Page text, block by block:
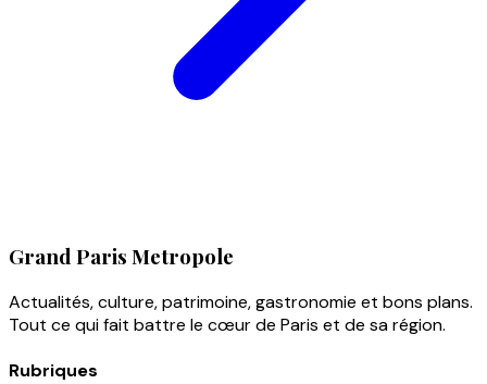
Grand Paris Metropole
Actualités, culture, patrimoine, gastronomie et bons plans.
Tout ce qui fait battre le cœur de Paris et de sa région.
Rubriques